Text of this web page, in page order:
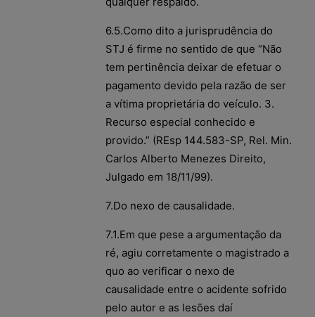
6.5.Como dito a jurisprudência do
STJ é firme no sentido de que “Não
tem pertinência deixar de efetuar o
pagamento devido pela razão de ser
a vítima proprietária do veículo. 3.
Recurso especial conhecido e
provido.” (REsp 144.583-SP, Rel. Min.
Carlos Alberto Menezes Direito,
Julgado em 18/11/99).
7.Do nexo de causalidade.
7.1.Em que pese a argumentação da
ré, agiu corretamente o magistrado a
quo ao verificar o nexo de
causalidade entre o acidente sofrido
pelo autor e as lesões daí